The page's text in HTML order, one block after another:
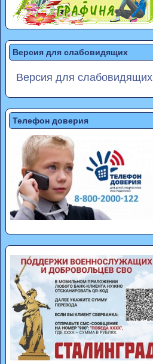
Версия для слабовидящих
Версия для слабовидящих
Телефон доверия